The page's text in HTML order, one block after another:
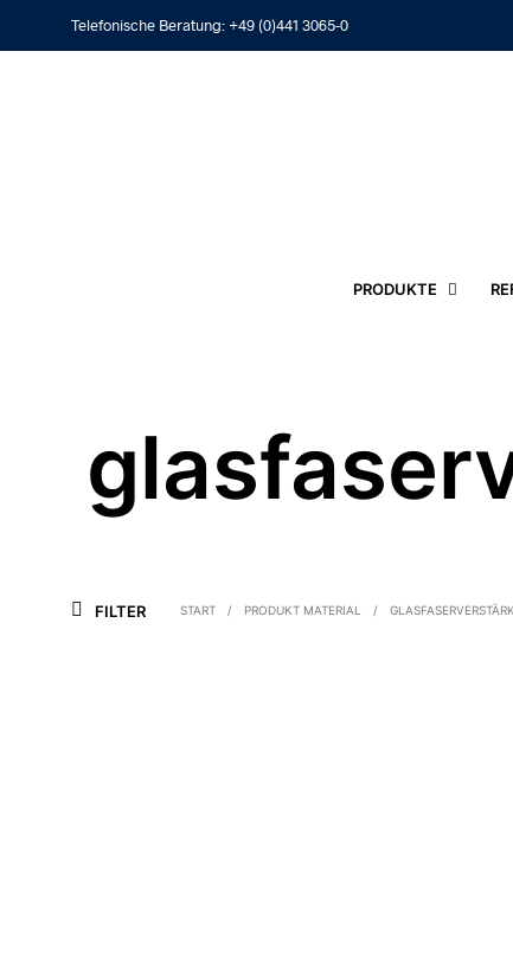
Telefonische Beratung: +49 (0)441 3065-0
PRODUKTE
FILTER START / PRODUKT MATERIAL /